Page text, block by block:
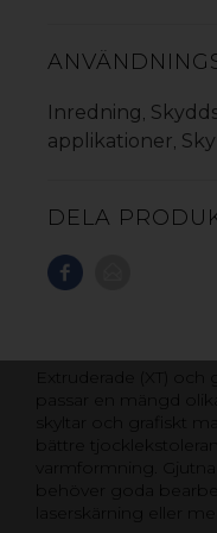
Inredning,
applikationer,
DELA
Extruderade (XT) och
passar en mängd
skyltar och grafiskt
bättre
varmformning.
behöver goda
laserskärning eller